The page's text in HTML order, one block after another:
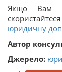
Якщо Вам
юридичну
Автор
Джерело: